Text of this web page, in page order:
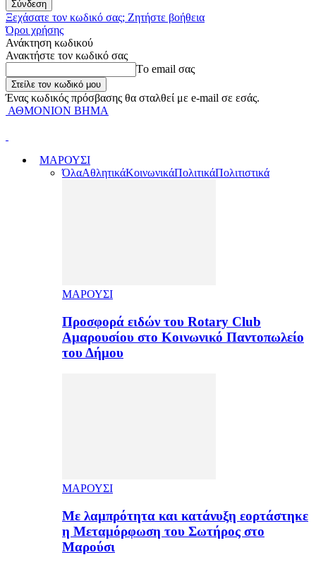
Ξεχάσατε τον κωδικό σας; Ζητήστε βοήθεια
Όροι χρήσης
Ανάκτηση κωδικού
Ανακτήστε τον κωδικό σας
Tο email σας
Ένας κωδικός πρόσβασης θα σταλθεί με e-mail σε εσάς.
ΑΘΜΟΝΙΟΝ ΒΗΜΑ
ΜΑΡΟΥΣΙ
ΌλαΑθλητικάΚοινωνικάΠολιτικάΠολιτιστικά
ΜΑΡΟΥΣΙ
Προσφορά ειδών του Rotary Club
Αμαρουσίου στο Κοινωνικό Παντοπωλείο
του Δήμου
ΜΑΡΟΥΣΙ
Με λαμπρότητα και κατάνυξη εορτάστηκε
η Μεταμόρφωση του Σωτήρος στο
Μαρούσι